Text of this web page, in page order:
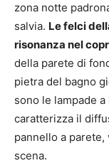
zona notte
salvia. Le felci
risonanza nel
della parete di
pietra del bagno
sono le lampade
caratterizza il
pannello a
scena.